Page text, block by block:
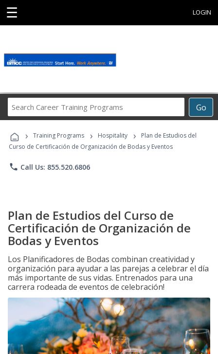
☰ LOGIN
Go
Career
Programs
› Training Programs › Hospitality ›
Plan de Estudios del
Curso de Certificación de Organización de Bodas y Eventos
phone Call Us: 855.520.6806
Plan de Estudios del Curso de
Certificación de Organización de
Bodas y Eventos
Los Planificadores de Bodas combinan creatividad y
organización para ayudar a las parejas a celebrar el día
más importante de sus vidas. Entrenados para una
carrera rodeada de eventos de celebración!